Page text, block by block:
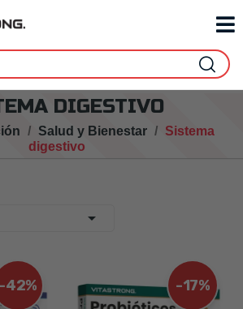
DIGESTIVO
Salud y Bienestar
Sistema
digestivo

-42% -17%